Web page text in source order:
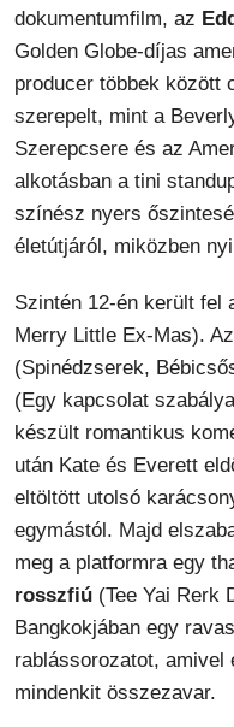
dokumentumfilm, az
Golden Globe-díjas
producer többek között
szerepelt, mint a
Szerepcsere és az
alkotásban a tini
színész nyers
életútjáról, miközben
Szintén 12-én került fel
Merry Little Ex-Mas).
(Spinédzserek,
(Egy kapcsolat
készült romantikus
után Kate és Everett
eltöltött utolsó
egymástól. Majd
meg a platformra egy
rosszfiú (Tee Yai Rerk
Bangkokjában egy
rablássorozatot, amivel
mindenkit összezavar.